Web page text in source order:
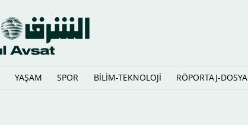
YAŞAM SPOR BİLİM-TEKNOLOJİ RÖPORTAJ-DOSYA